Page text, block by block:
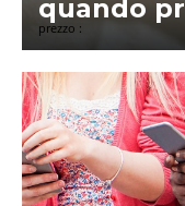
quando
prezzo :